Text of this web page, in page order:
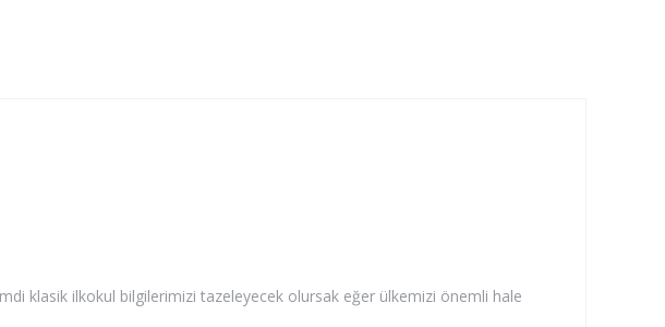
klasik ilkokul bilgilerimizi tazeleyecek olursak eğer ülkemizi önemli hale